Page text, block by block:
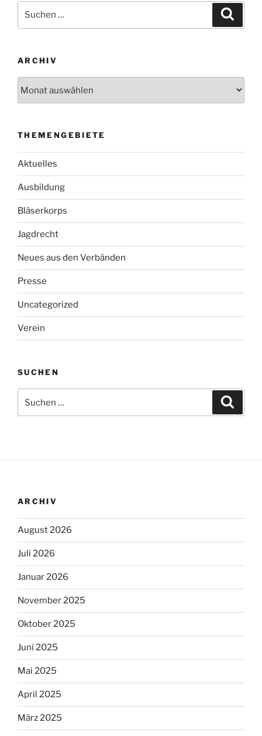
nach:
ARCHIV
THEMENGEBIETE
Aktuelles
Ausbildung
Bläserkorps
Jagdrecht
Neues aus den Verbänden
Presse
Uncategorized
Verein
SUCHEN
nach:
ARCHIV
August 2026
Juli 2026
Januar 2026
November 2025
Oktober 2025
Juni 2025
Mai 2025
April 2025
März 2025